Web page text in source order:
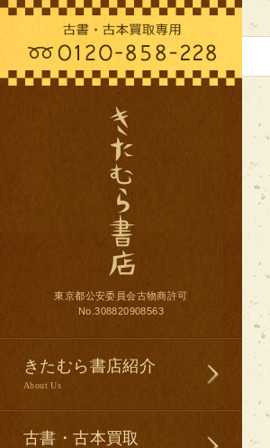
東京都公安委員会古物商許可
No.308820908563
きたむら書店紹介
About Us
古書・古本買取